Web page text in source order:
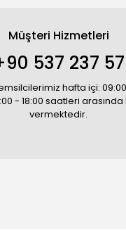
Müşteri Hizmetleri
537 237
hafta içi:
- 18:00 saatleri
vermektedir.